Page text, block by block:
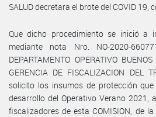
SALUD decretara el brote del COVID 19,
Que dicho procedimiento se inició a
mediante nota Nro. NO-2020-
DEPARTAMENTO OPERATIVO
GERENCIA DE FISCALIZACION DEL
solicito los insumos de protección
desarrollo del Operativo Verano
fiscalizadores de esta COMISION, de